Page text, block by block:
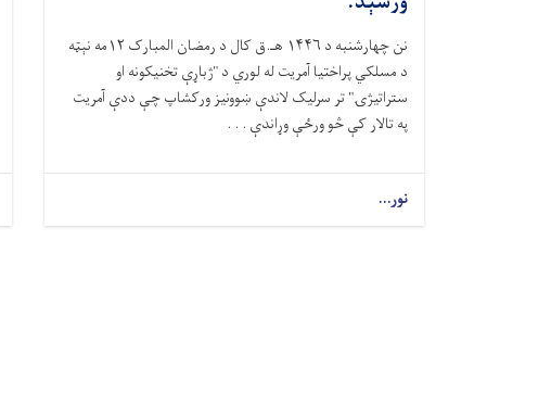
نن چهارشنبه د ۱۴۴۶ هـ.ق کال د رمضان المبارک ۱۲مه نېټه
د مسلکي پراختیا آمریت له لوري د "ژباړې تخنیکونه او
ستراتیژۍ" تر سرلیک لاندې ښوونیز ورکشاپ چې ددې آمریت
په تالار کې څو ورځې وړاندې . . .
نور...